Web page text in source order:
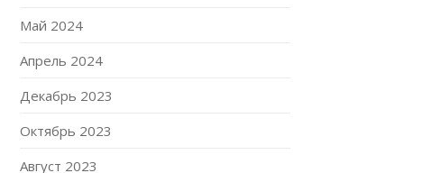
Май 2024
Апрель 2024
Декабрь 2023
Октябрь 2023
Август 2023